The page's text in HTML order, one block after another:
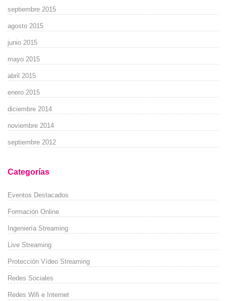
septiembre 2015
agosto 2015
junio 2015
mayo 2015
abril 2015
enero 2015
diciembre 2014
noviembre 2014
septiembre 2012
Categorías
Eventos Destacados
Formación Online
Ingeniería Streaming
Live Streaming
Protección Vídeo Streaming
Redes Sociales
Redes Wifi e Internet